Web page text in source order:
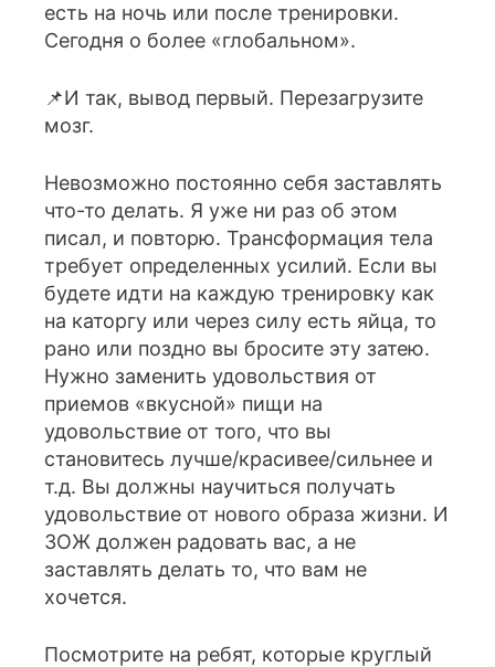
есть на ночь или после тренировки.
Сегодня о более «глобальном».
📌И так, вывод первый. Перезагрузите
мозг.
Невозможно постоянно себя заставлять
что-то делать. Я уже ни раз об этом
писал, и повторю. Трансформация тела
требует определенных усилий. Если вы
будете идти на каждую тренировку как
на каторгу или через силу есть яйца, то
рано или поздно вы бросите эту затею.
Нужно заменить удовольствия от
приемов «вкусной» пищи на
удовольствие от того, что вы
становитесь лучше/красивее/сильнее и
т.д. Вы должны научиться получать
удовольствие от нового образа жизни. И
ЗОЖ должен радовать вас, а не
заставлять делать то, что вам не
хочется.
Посмотрите на ребят, которые круглый